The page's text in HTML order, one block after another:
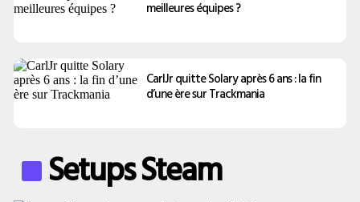
meilleures équipes ?
CarlJr quitte Solary après 6 ans : la fin
d’une ère sur Trackmania
Setups Steam